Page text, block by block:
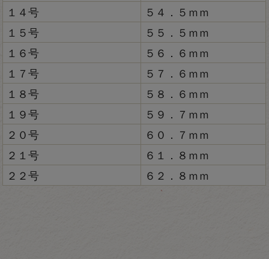
１４号
５４．５ｍｍ
１５号
５５．５ｍｍ
１６号
５６．６ｍｍ
１７号
５７．６ｍｍ
１８号
５８．６ｍｍ
１９号
５９．７ｍｍ
２０号
６０．７ｍｍ
２１号
６１．８ｍｍ
２２号
６２．８ｍｍ